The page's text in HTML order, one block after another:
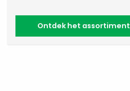
Ontdek het assortiment